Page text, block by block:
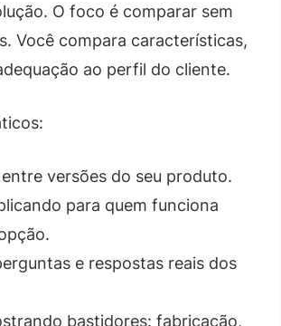
O foco é comparar sem
Você compara características,
ao perfil do cliente.
versões do seu produto.
para quem funciona
e respostas reais dos
bastidores: fabricação,